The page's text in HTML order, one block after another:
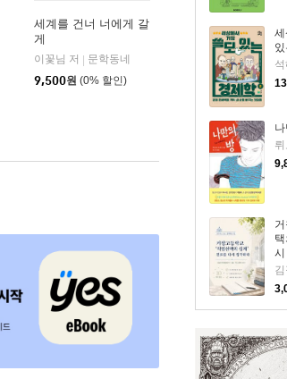
세
세계를 건너 너에게 갈
게
이꽃님 저 | 문학동네
9,500원 (0% 할인)